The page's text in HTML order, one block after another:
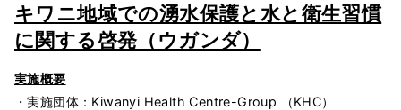
キワニ地域での湧水保護と水と衛生習慣
に関する啓発（ウガンダ）
実施概要
・実施団体：Kiwanyi Health Centre-Group （KHC）